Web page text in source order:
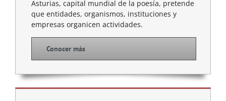
Asturias, capital mundial de la poesía, pretende
que entidades, organismos, instituciones y
empresas organicen actividades.
Conocer más